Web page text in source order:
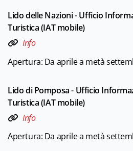
Lido delle Nazioni - Ufficio
Turistica (IAT mobile)
Info
Apertura: Da aprile a metà
Lido di Pomposa - Ufficio
Turistica (IAT mobile)
Info
Apertura: Da aprile a metà